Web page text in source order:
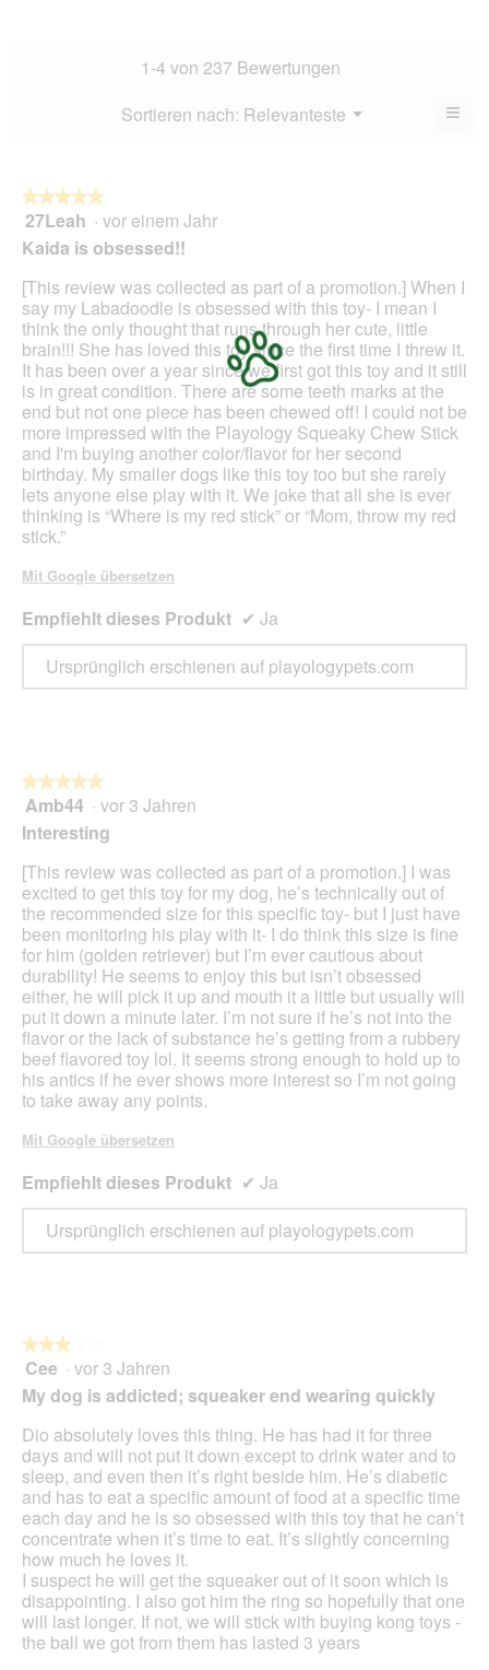
1-4 von 237 Bewertungen
Sortieren nach: Relevanteste ▼
Menü ≡
★★★★★
★★★★★
5
5
Sternen.
27Leah · vor einem Jahr
Kaida is obsessed!!
[This review was collected as part of a promotion.] When I
say my Labadoodle is obsessed with this toy- I mean I
think the only thought that runs through her cute, little
brain!!! She has loved this toy since the first time I threw it.
It has been over a year since we first got this toy and it still
is in great condition. There are some teeth marks at the
end but not one piece has been chewed off! I could not be
more impressed with the Playology Squeaky Chew Stick
and I'm buying another color/flavor for her second
birthday. My smaller dogs like this toy too but she rarely
lets anyone else play with it. We joke that all she is ever
thinking is “Where is my red stick” or “Mom, throw my red
stick.”
Mit Google übersetzen
Empfiehlt dieses Produkt ✔ Ja
Ursprünglich erschienen auf playologypets.com
★★★★★
★★★★★
5
5
Sternen.
Amb44 · vor 3 Jahren
Interesting
[This review was collected as part of a promotion.] I was
excited to get this toy for my dog, he’s technically out of
the recommended size for this specific toy- but I just have
been monitoring his play with it- I do think this size is fine
for him (golden retriever) but I’m ever cautious about
durability! He seems to enjoy this but isn’t obsessed
either, he will pick it up and mouth it a little but usually will
put it down a minute later. I’m not sure if he’s not into the
flavor or the lack of substance he’s getting from a rubbery
beef flavored toy lol. It seems strong enough to hold up to
his antics if he ever shows more interest so I’m not going
to take away any points.
Mit Google übersetzen
Empfiehlt dieses Produkt ✔ Ja
Ursprünglich erschienen auf playologypets.com
★★★★★
★★★★★
3
von
Sternen.
Cee · vor 3 Jahren
My dog is addicted; squeaker end wearing quickly
Dio absolutely loves this thing. He has had it for three
days and will not put it down except to drink water and to
sleep, and even then it’s right beside him. He’s diabetic
and has to eat a specific amount of food at a specific time
each day and he is so obsessed with this toy that he can’t
concentrate when it’s time to eat. It’s slightly concerning
how much he loves it.
I suspect he will get the squeaker out of it soon which is
disappointing. I also got him the ring so hopefully that one
will last longer. If not, we will stick with buying kong toys -
the ball we got from them has lasted 3 years